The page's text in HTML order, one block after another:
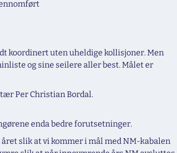
koordinert uten uheldige kollisjoner. Men
og sine seilere aller best. Målet er
Per Christian Bordal.
enda bedre forutsetninger.
slik at vi kommer i mål med NM-kabalen